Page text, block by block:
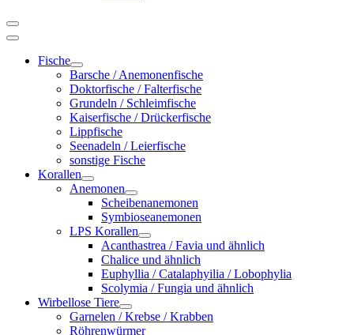
Fische
Barsche / Anemonenfische
Doktorfische / Falterfische
Grundeln / Schleimfische
Kaiserfische / Drückerfische
Lippfische
Seenadeln / Leierfische
sonstige Fische
Korallen
Anemonen
Scheibenanemonen
Symbioseanemonen
LPS Korallen
Acanthastrea / Favia und ähnlich
Chalice und ähnlich
Euphyllia / Catalaphyilia / Lobophylia
Scolymia / Fungia und ähnlich
Wirbellose Tiere
Garnelen / Krebse / Krabben
Röhrenwürmer